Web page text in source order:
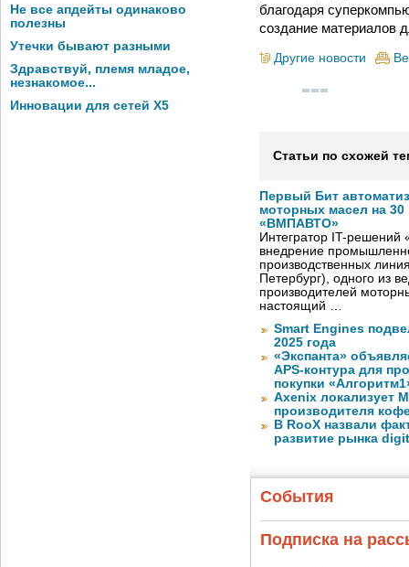
Не все апдейты одинаково
полезны
Утечки бывают разными
Здравствуй, племя младое,
незнакомое...
Инновации для сетей X5
благодаря
создание материалов
Другие новости
Статьи по схожей
Первый Бит
моторных масел на
«ВМПАВТО»
Интегратор IT-
внедрение
производственных
Петербург), одного из
производителей
настоящий …
Smart Engines
2025 года
«Экспанта»
APS-контура для
покупки
Axenix локализует
производителя
В RooX назвали
развитие рынка
События
Подписка на